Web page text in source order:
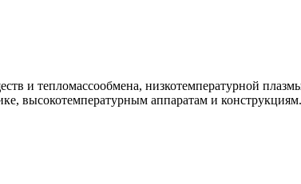
и тепломассообмена, низкотемпературной
высокотемпературным аппаратам и конструкциям.